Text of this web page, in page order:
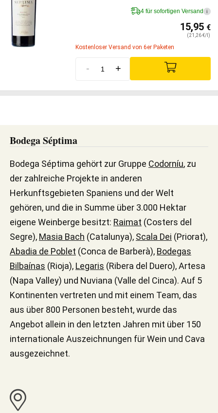
4 für sofortigen Versand i
15,95 €
(21,26 €/l)
Kostenloser Versand von 6er Paketen
- +
Bodega Séptima
Bodega Séptima gehört zur Gruppe Codorníu, zu
der zahlreiche Projekte in anderen
Herkunftsgebieten Spaniens und der Welt
gehören, und die in Summe über 3.000 Hektar
eigene Weinberge besitzt: Raimat (Costers del
Segre), Masia Bach (Catalunya), Scala Dei (Priorat),
Abadia de Poblet (Conca de Barberà), Bodegas
Bilbaínas (Rioja), Legaris (Ribera del Duero), Artesa
(Napa Valley) und Nuviana (Valle del Cinca). Auf 5
Kontinenten vertreten und mit einem Team, das
aus über 800 Personen besteht, wurde das
Angebot allein in den letzten Jahren mit über 150
internationale Auszeichnungen für Wein und Cava
ausgezeichnet.